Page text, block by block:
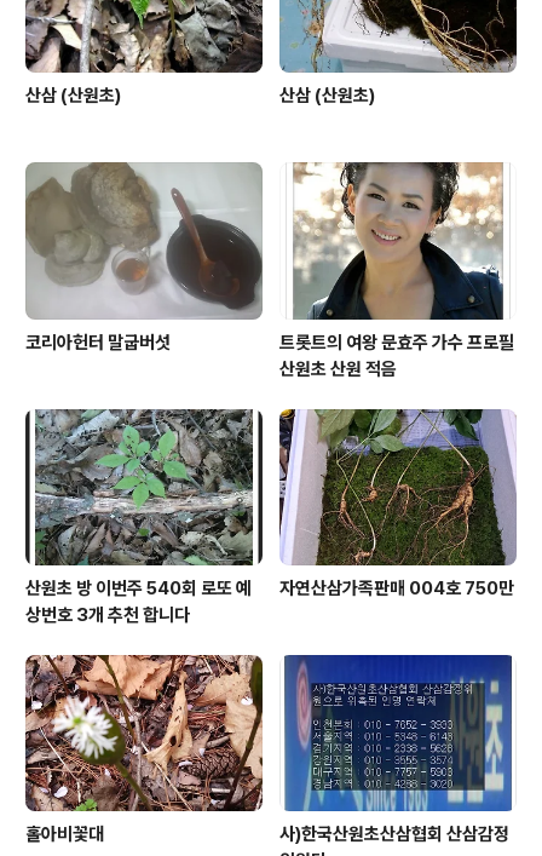
산삼 (산원초) 산삼 (산원초)
코리아헌터 말굽버섯
트롯트의 여왕 문효주 가수 프로필
산원초 산원 적음
산원초 방 이번주 540회 로또 예
상번호 3개 추천 합니다
자연산삼가족판매 004호 750만
홀아비꽃대
사)한국산원초산삼협회 산삼감정